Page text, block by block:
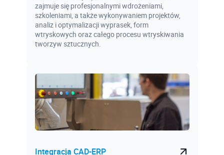
zajmuje się profesjonalnymi wdrożeniami,
szkoleniami, a także wykonywaniem projektów,
analiz i optymalizacji wyprasek, form
wtryskowych oraz całego procesu wtryskiwania
tworzyw sztucznych.
Integracja CAD-ERP